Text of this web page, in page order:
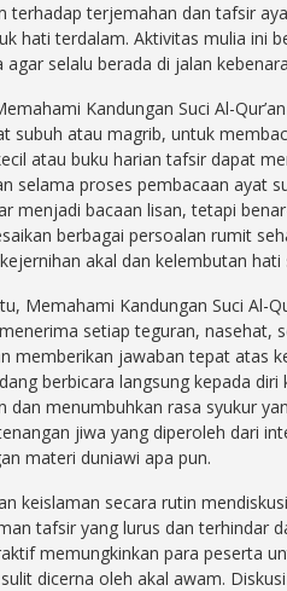
terhadap terjemahan dan tafsir
hati terdalam. Aktivitas mulia ini
selalu berada di jalan
Kandungan Suci Al-
subuh atau magrib, untuk
atau buku harian tafsir dapat
selama proses pembacaan ayat
menjadi bacaan lisan, tetapi
berbagai persoalan rumit
akal dan kelembutan hati
Memahami Kandungan Suci Al-
setiap teguran, nasehat,
memberikan jawaban tepat atas
berbicara langsung kepada
dan menumbuhkan rasa syukur
jiwa yang diperoleh dari
materi duniawi apa pun.
keislaman secara rutin
tafsir yang lurus dan terhindar
memungkinkan para peserta
dicerna oleh akal awam.